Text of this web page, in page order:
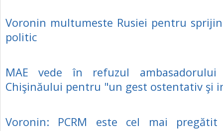
Voronin multumeste Rusiei pentru
politic
MAE vede în refuzul ambasadorului
Chişinăului pentru "un gest ostentativ şi
Voronin: PCRM este cel mai